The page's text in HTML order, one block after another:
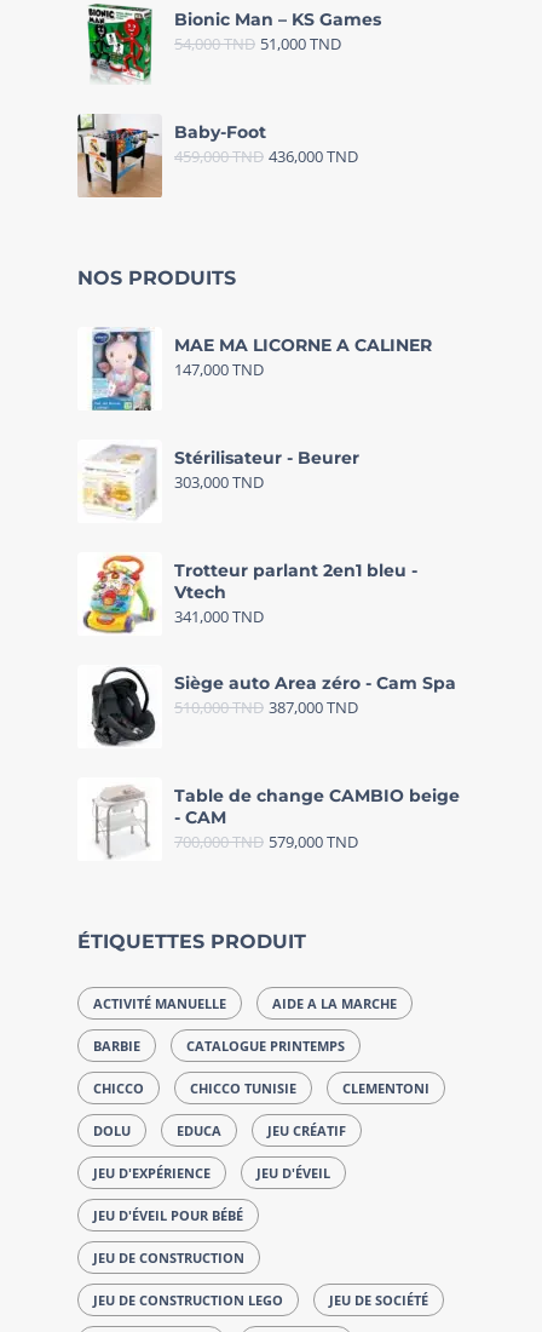
Bionic Man – KS Games
54,000TND 51,000TND
Baby-Foot
459,000TND 436,000TND
NOS PRODUITS
MAE MA LICORNE A CALINER
147,000TND
Stérilisateur - Beurer
303,000TND
Trotteur parlant 2en1 bleu -
Vtech
341,000TND
Siège auto Area zéro - Cam Spa
510,000TND 387,000TND
Table de change CAMBIO beige
- CAM
700,000TND 579,000TND
ÉTIQUETTES PRODUIT
ACTIVITÉ MANUELLE AIDE A LA MARCHE
BARBIE CATALOGUE PRINTEMPS
CHICCO CHICCO TUNISIE CLEMENTONI
DOLU EDUCA JEU CRÉATIF
JEU D'EXPÉRIENCE JEU D'ÉVEIL
JEU D'ÉVEIL POUR BÉBÉ
JEU DE CONSTRUCTION
JEU DE CONSTRUCTION LEGO JEU DE SOCIÉTÉ